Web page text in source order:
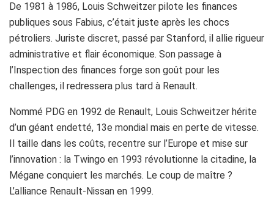
De 1981 à 1986, Louis Schweitzer pilote les finances
publiques sous Fabius, c’était juste après les chocs
pétroliers. Juriste discret, passé par Stanford, il allie rigueur
administrative et flair économique. Son passage à
l’Inspection des finances forge son goût pour les
challenges, il redressera plus tard à Renault.
Nommé PDG en 1992 de Renault, Louis Schweitzer hérite
d’un géant endetté, 13e mondial mais en perte de vitesse.
Il taille dans les coûts, recentre sur l’Europe et mise sur
l’innovation : la Twingo en 1993 révolutionne la citadine, la
Mégane conquiert les marchés. Le coup de maître ?
L’alliance Renault-Nissan en 1999.